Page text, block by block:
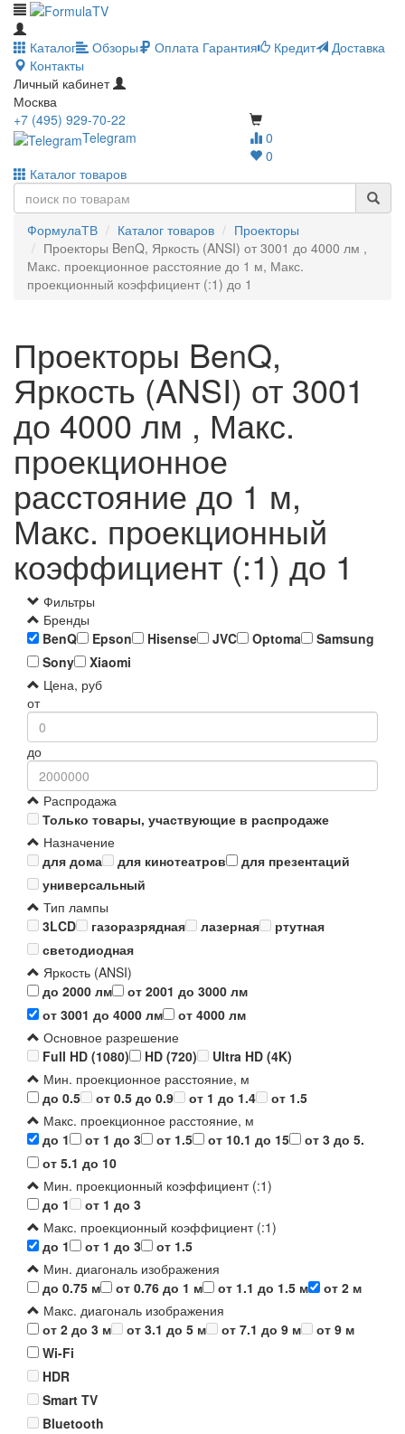
Каталог Обзоры Оплата Гарантия Кредит
Доставка
Контакты
Личный кабинет
Москва
0
0
+7 (495) 929-70-22
Telegram
Каталог товаров
ФормулаТВ Каталог товаров
Проекторы
Проекторы BenQ, Яркость (ANSI) от 3001 до 4000 лм ,
Макс. проекционное расстояние до 1 м, Макс.
проекционный коэффициент (:1) до 1
Проекторы BenQ,
Яркость (ANSI) от 3001
до 4000 лм , Макс.
проекционное
расстояние до 1 м,
Макс. проекционный
коэффициент (:1) до 1
Фильтры
Бренды
BenQ
Epson Hisense JVC Optoma
Samsung
Sony
Xiaomi
Цена, руб
от
до
Распродажа
Только товары, участвующие в распродаже
Назначение
для дома
для кинотеатров
для презентаций
универсальный
Тип лампы
3LCD
газоразрядная лазерная
ртутная
светодиодная
Яркость (ANSI)
до 2000 лм
от 2001 до 3000 лм
от 3001 до 4000 лм
от 4000 лм
Основное разрешение
Full HD (1080)
HD (720)
Ultra HD (4K)
Мин. проекционное расстояние, м
до 0.5
от 0.5 до 0.9 от 1 до 1.4
от 1.5
Макс. проекционное расстояние, м
до 1
от 1 до 3 от 1.5 от 10.1 до 15
от 3 до 5.
от 5.1 до 10
Мин. проекционный коэффициент (:1)
до 1
от 1 до 3
Макс. проекционный коэффициент (:1)
до 1
от 1 до 3
от 1.5
Мин. диагональ изображения
до 0.75 м
от 0.76 до 1 м от 1.1 до 1.5 м
от 2 м
Макс. диагональ изображения
от 2 до 3 м
от 3.1 до 5 м от 7.1 до 9 м
от 9 м
Wi-Fi
HDR
Smart TV
Bluetooth